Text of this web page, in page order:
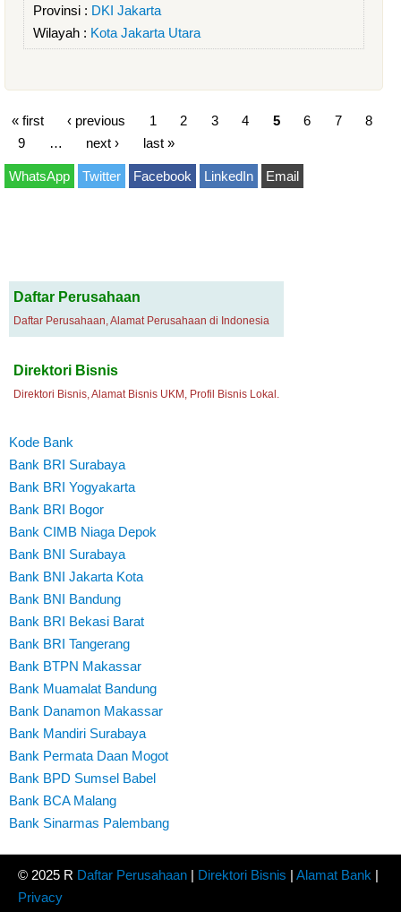
Provinsi : DKI Jakarta
Wilayah : Kota Jakarta Utara
« first ‹ previous 1 2 3 4 5 6 7
8
9
next › last »
WhatsApp Twitter Facebook LinkedIn Email
Daftar Perusahaan
Daftar Perusahaan, Alamat Perusahaan di Indonesia
Direktori Bisnis
Direktori Bisnis, Alamat Bisnis UKM, Profil Bisnis Lokal.
Kode Bank
Bank BRI Surabaya
Bank BRI Yogyakarta
Bank BRI Bogor
Bank CIMB Niaga Depok
Bank BNI Surabaya
Bank BNI Jakarta Kota
Bank BNI Bandung
Bank BRI Bekasi Barat
Bank BRI Tangerang
Bank BTPN Makassar
Bank Muamalat Bandung
Bank Danamon Makassar
Bank Mandiri Surabaya
Bank Permata Daan Mogot
Bank BPD Sumsel Babel
Bank BCA Malang
Bank Sinarmas Palembang
© 2025 R Daftar Perusahaan | Direktori Bisnis | Alamat Bank |
Privacy